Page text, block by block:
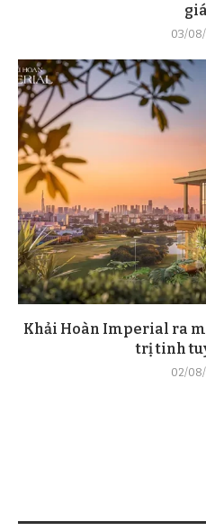
03/
Khải Hoàn Imperial ra
trị tinh
02/